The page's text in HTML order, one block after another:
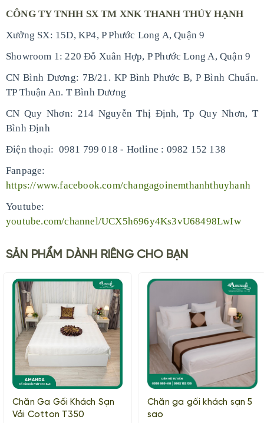
CÔNG TY TNHH SX TM XNK THANH THÚY HẠNH
Xưởng SX: 15D, KP4, P Phước Long A, Quận 9
Showroom 1: 220 Đỗ Xuân Hợp, P Phước Long A, Quận 9
CN Bình Dương: 7B/21. KP Bình Phước B, P Bình Chuẩn.
TP Thuận An. T Bình Dương
CN Quy Nhơn: 214 Nguyễn Thị Định, Tp Quy Nhơn, T
Bình Định
Điện thoại: 0981 799 018 - Hotline : 0982 152 138
Fanpage:
https://www.facebook.com/changagoinemthanhthuyhanh
Youtube:
youtube.com/channel/UCX5h696y4Ks3vU68498LwIw
SẢN PHẨM DÀNH RIÊNG CHO BẠN
Chăn Ga Gối Khách Sạn
Vải Cotton T350
Chăn ga gối khách sạn 5
sao